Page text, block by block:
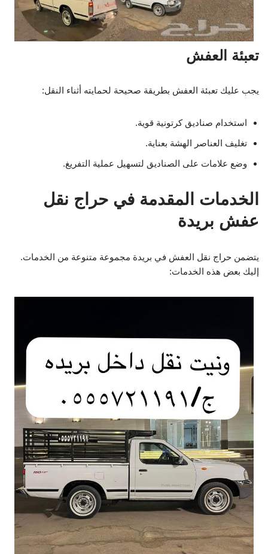
تعبئة العفش
يجب عليك تعبئة العفش بطريقة صحيحة لحمايته أثناء النقل:
استخدام صناديق كرتونية قوية.
تغليف العناصر الهشة بعناية.
وضع علامات على الصناديق لتسهيل عملية التفريغ.
الخدمات المقدمة في حراج نقل
عفش بريدة
يتضمن حراج نقل العفش في بريدة مجموعة متنوعة من الخدمات.
إليك بعض هذه الخدمات: